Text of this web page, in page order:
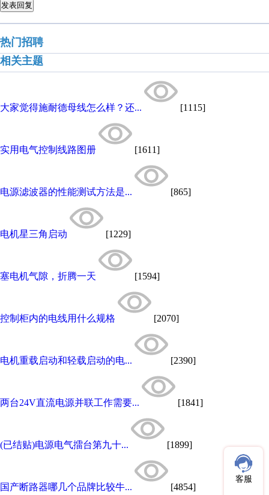
发表回复
热门招聘
相关主题
大家觉得施耐德母线怎么样？还... [1115]
实用电气控制线路图册 [1611]
电源滤波器的性能测试方法是... [865]
电机星三角启动 [1229]
塞电机气隙，折腾一天 [1594]
控制柜内的电线用什么规格 [2070]
电机重载启动和轻载启动的电... [2390]
两台24V直流电源并联工作需要... [1841]
(已结贴)电源电气擂台第九十... [1899]
国产断路器哪几个品牌比较牛... [4854]
客服